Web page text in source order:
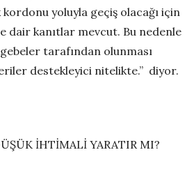
yoluyla geçiş olacağı için
dair kanıtlar mevcut. Bu nedenle
tarafından olunması
destekleyici nitelikte.” diyor.
İHTİMALİ YARATIR MI?